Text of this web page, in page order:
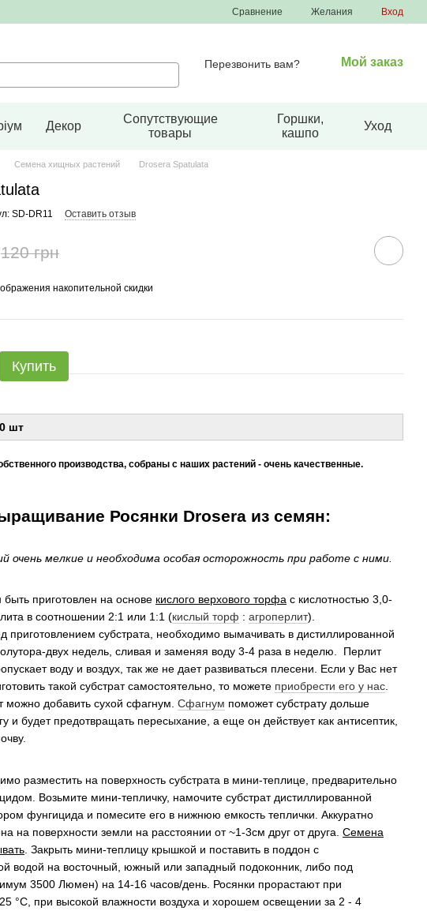
Сравнение Желания Вход
Перезвонить вам?
Мой заказ
Декор
Сопутствующие
товары
Горшки,
кашпо
Уход
Семена хищных растений Drosera Spatulata
SD-DR11 Оставить отзыв
120 грн
накопительной скидки
Купить
шт
производства, собраны с наших растений - очень качественные.
Росянки Drosera из семян:
очень мелкие и необходима особая осторожность при работе с ними.
приготовлен на основе кислого верхового торфа с кислотностью 3,0-
в соотношении 2:1 или 1:1 (кислый торф : агроперлит).
приготовлением субстрата, необходимо вымачивать в дистиллированной
двух недель, сливая и заменяя воду 3-4 раза в неделю. Перлит
воду и воздух, так же не дает развиваться плесени. Если у Вас нет
такой субстрат самостоятельно, то можете приобрести его у нас.
можно добавить сухой сфагнум. Сфагнум поможет субстрату дольше
и будет предотвращать пересыхание, а еще он действует как антисептик,
разместить на поверхность субстрата в мини-теплице, предварительно
Возьмите мини-тепличку, намочите субстрат дистиллированной
фунгицида и помесите его в нижнюю емкость теплички. Аккуратно
на поверхности земли на расстоянии от ~1-3см друг от друга. Семена
. Закрыть мини-теплицу крышкой и поставить в поддон с
водой на восточный, южный или западный подоконник, либо под
3500 Люмен) на 14-16 часов/день. Росянки прорастают при
°C, при высокой влажности воздуха и хорошем освещении за 2 - 4